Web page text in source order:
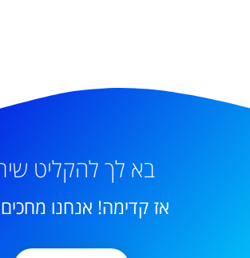
בא לך להקליט
אז קדימה! אנחנו